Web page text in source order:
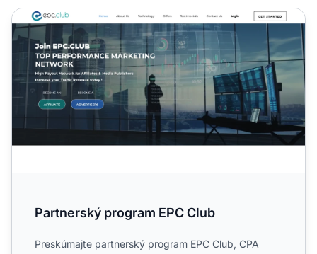
Partnerský program EPC Club
Partnerský program EPC Club
Preskúmajte partnerský program EPC Club, CPA